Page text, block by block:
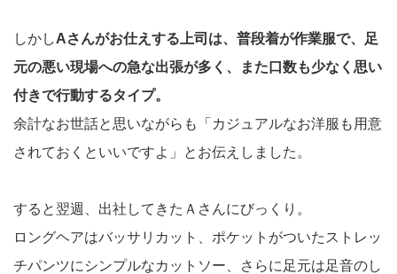
しかしAさんがお仕えする上司は、普段着が作業服で、足
元の悪い現場への急な出張が多く、また口数も少なく思い
付きで行動するタイプ。
余計なお世話と思いながらも「カジュアルなお洋服も用意
されておくといいですよ」とお伝えしました。
すると翌週、出社してきたＡさんにびっくり。
ロングヘアはバッサリカット、ポケットがついたストレッ
チパンツにシンプルなカットソー、さらに足元は足音のし